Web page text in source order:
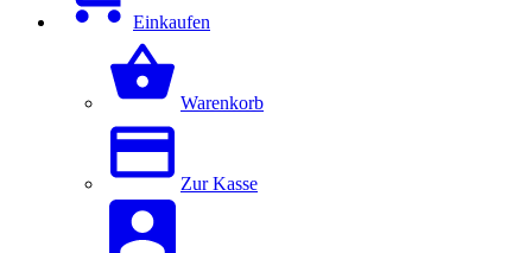
Einkaufen
Warenkorb
Zur Kasse